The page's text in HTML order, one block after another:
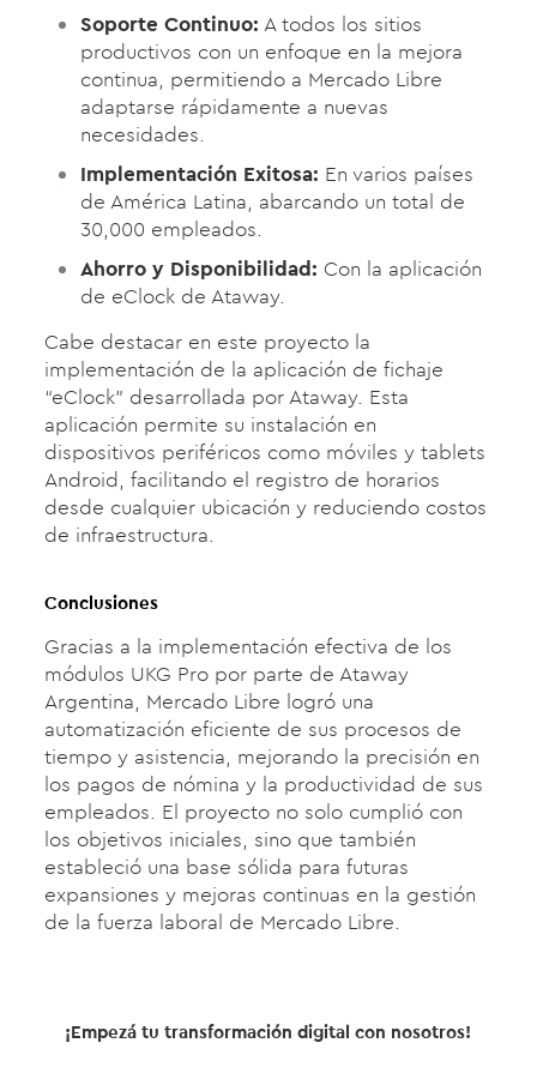
Soporte Continuo: A todos los sitios
productivos con un enfoque en la mejora
continua, permitiendo a Mercado Libre
adaptarse rápidamente a nuevas
necesidades.
Implementación Exitosa: En varios países
de América Latina, abarcando un total de
30,000 empleados.
Ahorro y Disponibilidad: Con la aplicación
de eClock de Ataway.
Cabe destacar en este proyecto la
implementación de la aplicación de fichaje
“eClock” desarrollada por Ataway. Esta
aplicación permite su instalación en
dispositivos periféricos como móviles y tablets
Android, facilitando el registro de horarios
desde cualquier ubicación y reduciendo costos
de infraestructura.
Conclusiones
Gracias a la implementación efectiva de los
módulos UKG Pro por parte de Ataway
Argentina, Mercado Libre logró una
automatización eficiente de sus procesos de
tiempo y asistencia, mejorando la precisión en
los pagos de nómina y la productividad de sus
empleados. El proyecto no solo cumplió con
los objetivos iniciales, sino que también
estableció una base sólida para futuras
expansiones y mejoras continuas en la gestión
de la fuerza laboral de Mercado Libre.
¡Empezá tu transformación digital con nosotros!